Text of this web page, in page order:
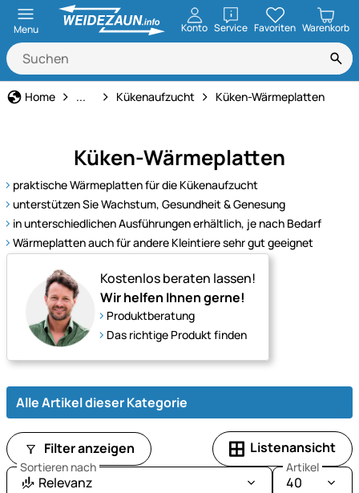
Menu Konto ServiceöffnenFavoriten Warenkorb
Home Geflügelhaltung
... Kükenaufzucht Küken-Wärmeplatten
Küken-Wärmeplatten
praktische Wärmeplatten für die Kükenaufzucht
unterstützen Sie Wachstum, Gesundheit & Genesung
in unterschiedlichen Ausführungen erhältlich, je nach Bedarf
Wärmeplatten auch für andere Kleintiere sehr gut geeignet
Kostenlos beraten lassen!
Wir helfen Ihnen gerne!
Produktberatung
Das richtige Produkt finden
Alle Artikel dieser Kategorie
Filter anzeigen Listenansicht
Sortieren nach
Relevanz
Artikel
40